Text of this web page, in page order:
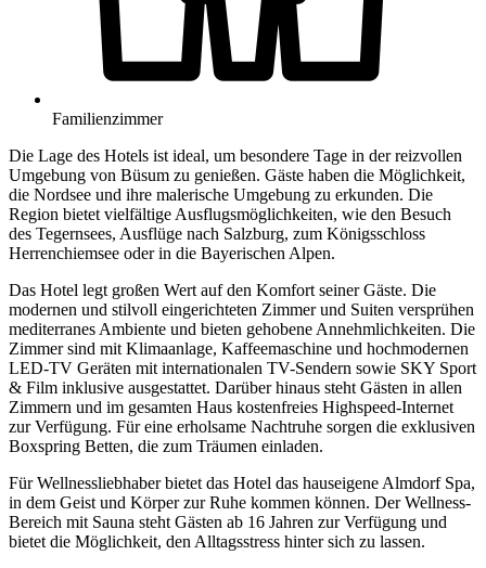
Familienzimmer
Die Lage des Hotels ist ideal, um besondere Tage in der reizvollen
Umgebung von Büsum zu genießen. Gäste haben die Möglichkeit,
die Nordsee und ihre malerische Umgebung zu erkunden. Die
Region bietet vielfältige Ausflugsmöglichkeiten, wie den Besuch
des Tegernsees, Ausflüge nach Salzburg, zum Königsschloss
Herrenchiemsee oder in die Bayerischen Alpen.
Das Hotel legt großen Wert auf den Komfort seiner Gäste. Die
modernen und stilvoll eingerichteten Zimmer und Suiten versprühen
mediterranes Ambiente und bieten gehobene Annehmlichkeiten. Die
Zimmer sind mit Klimaanlage, Kaffeemaschine und hochmodernen
LED-TV Geräten mit internationalen TV-Sendern sowie SKY Sport
& Film inklusive ausgestattet. Darüber hinaus steht Gästen in allen
Zimmern und im gesamten Haus kostenfreies Highspeed-Internet
zur Verfügung. Für eine erholsame Nachtruhe sorgen die exklusiven
Boxspring Betten, die zum Träumen einladen.
Für Wellnessliebhaber bietet das Hotel das hauseigene Almdorf Spa,
in dem Geist und Körper zur Ruhe kommen können. Der Wellness-
Bereich mit Sauna steht Gästen ab 16 Jahren zur Verfügung und
bietet die Möglichkeit, den Alltagsstress hinter sich zu lassen.